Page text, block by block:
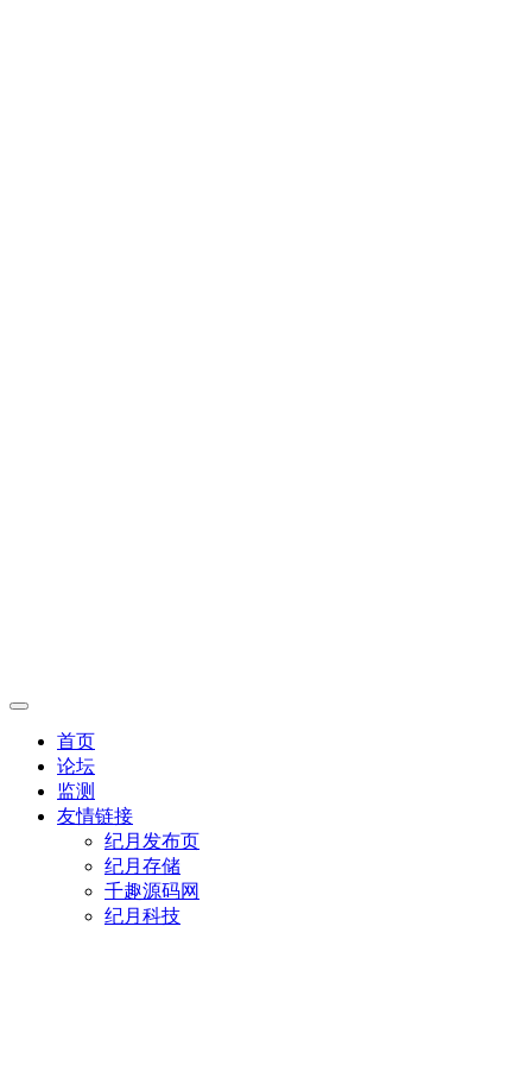
首页
论坛
监测
友情链接
纪月发布页
纪月存储
千趣源码网
纪月科技